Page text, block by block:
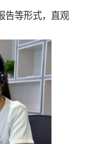
告等形式，直观